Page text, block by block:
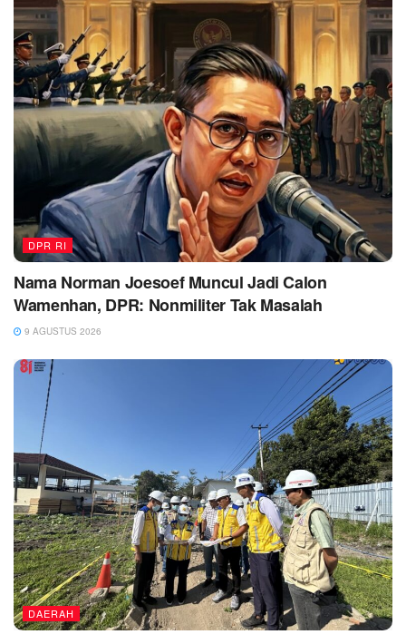
DPR RI
Nama Norman Joesoef Muncul Jadi Calon
Wamenhan, DPR: Nonmiliter Tak Masalah
9 AGUSTUS 2026
DAERAH